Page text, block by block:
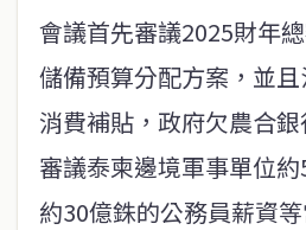
會議首先審議2025財年
儲備預算分配方案，並
消費補貼，政府欠農合
審議泰柬邊境軍事單位約
約30億銖的公務員薪資